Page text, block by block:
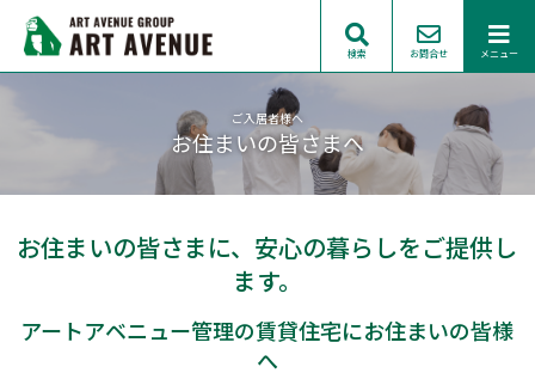
検索 お問合せ メニュー
ご入居者様へ
お住まいの皆さまへ
お住まいの皆さまに、安心の暮らしをご提供し
ます。
アートアベニュー管理の賃貸住宅にお住まいの皆様
へ